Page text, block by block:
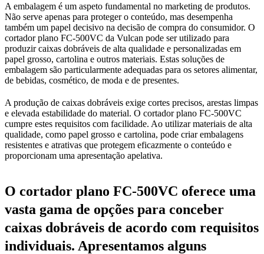
A embalagem é um aspeto fundamental no marketing de produtos.
Não serve apenas para proteger o conteúdo, mas desempenha
também um papel decisivo na decisão de compra do consumidor. O
cortador plano FC-500VC da Vulcan pode ser utilizado para
produzir caixas dobráveis de alta qualidade e personalizadas em
papel grosso, cartolina e outros materiais. Estas soluções de
embalagem são particularmente adequadas para os setores alimentar,
de bebidas, cosmético, de moda e de presentes.
A produção de caixas dobráveis exige cortes precisos, arestas limpas
e elevada estabilidade do material. O cortador plano FC-500VC
cumpre estes requisitos com facilidade. Ao utilizar materiais de alta
qualidade, como papel grosso e cartolina, pode criar embalagens
resistentes e atrativas que protegem eficazmente o conteúdo e
proporcionam uma apresentação apelativa.
O cortador plano FC-500VC oferece uma
vasta gama de opções para conceber
caixas dobráveis de acordo com requisitos
individuais. Apresentamos alguns